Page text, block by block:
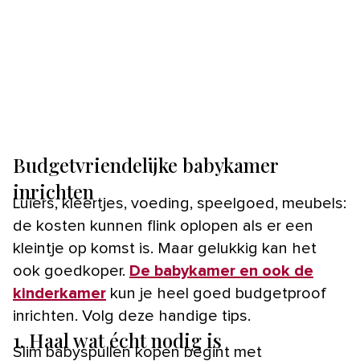
Budgetvriendelijke babykamer
inrichten
Luiers, kleertjes, voeding, speelgoed, meubels:
de kosten kunnen flink oplopen als er een
kleintje op komst is. Maar gelukkig kan het
ook goedkoper. De babykamer en ook de
kinderkamer kun je heel goed budgetproof
inrichten. Volg deze handige tips.
1. Haal wat écht nodig is
Slim babyspullen kopen begint met